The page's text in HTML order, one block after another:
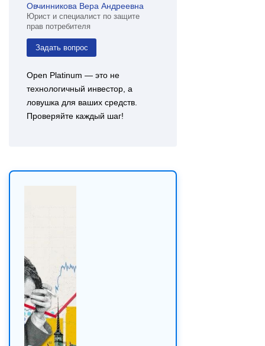
Овчинникова Вера Андреевна
Юрист и специалист по защите
прав потребителя
Задать вопрос
Open Platinum — это не
технологичный инвестор, а
ловушка для ваших средств.
Проверяйте каждый шаг!